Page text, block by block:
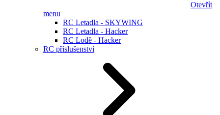
Otevřít
menu
RC Letadla - SKYWING
RC Letadla - Hacker
RC Lodě - Hacker
RC příslušenství